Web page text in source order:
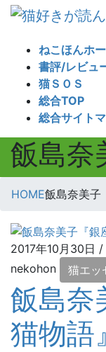
ねこほんホ
書評/レビュ
猫ＳＯＳ
総合TOP
総合サイト
飯島奈
HOME飯島奈美子
2017年10月30日 /
nekohon
猫エッ
飯島奈
猫物語』